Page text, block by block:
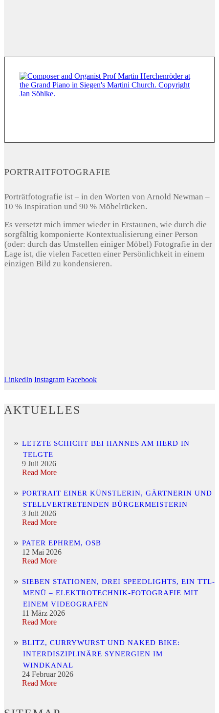
PORTRAITFOTOGRAFIE
Porträtfotografie ist – in den Worten von Arnold Newman –
10 % Inspiration und 90 % Möbelrücken.
Es versetzt mich immer wieder in Erstaunen, wie durch die
sorgfältig komponierte Kontextualisierung einer Person
(oder: durch das Umstellen einiger Möbel) Fotografie in der
Lage ist, die vielen Facetten einer Persönlichkeit in einem
einzigen Bild zu kondensieren.
LinkedIn Instagram Facebook
AKTUELLES
LETZTE SCHICHT BEI HANNES AM HERD IN
TELGTE
9 Juli 2026
Read More
PORTRAIT EINER KÜNSTLERIN, GÄRTNERIN UND
STELLVERTRETENDEN BÜRGERMEISTERIN
3 Juli 2026
Read More
PATER EPHREM, OSB
12 Mai 2026
Read More
SIEBEN STATIONEN, DREI SPEEDLIGHTS, EIN TTL-
MENÜ – ELEKTROTECHNIK-FOTOGRAFIE MIT
EINEM VIDEOGRAFEN
11 März 2026
Read More
BLITZ, CURRYWURST UND NAKED BIKE:
INTERDISZIPLINÄRE SYNERGIEN IM
WINDKANAL
24 Februar 2026
Read More